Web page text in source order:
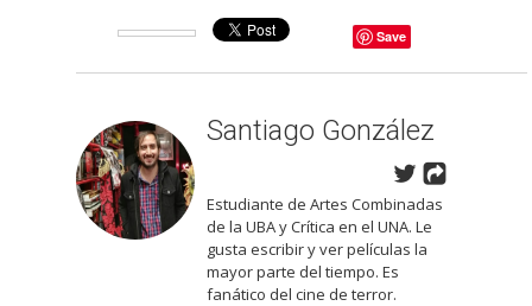
Save
Santiago González
Estudiante de Artes Combinadas
de la UBA y Crítica en el UNA. Le
gusta escribir y ver películas la
mayor parte del tiempo. Es
fanático del cine de terror.